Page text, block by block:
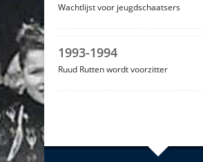
Wachtlijst voor jeugdschaatsers
1993-1994
Ruud Rutten wordt voorzitter